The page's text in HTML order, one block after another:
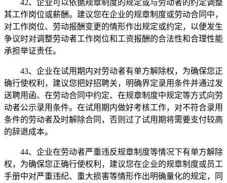
42、企业可以依据规章制度的规定或与劳动者的约定调整
其工作岗位或薪酬。建议您在企业的规章制度或劳动合同中，
对工作岗位、劳动报酬变更的情形作出规定或约定，以便发生
争议时对调整劳动者工作岗位和工资报酬的合法性和合理性能
承担举证责任。
43、企业在试用期内对劳动者有单方解除权，为确保您正
确行使权利，建议您把好招聘关，明确界定录用条件并通过发
送聘用函、在劳动合同中约定、在规章制度中规定等方式向劳
动者公示录用条件。在试用期内做好考核工作，对不符合录用
条件的劳动者及时解除合同，否则过了试用期将需要支付较高
的辞退成本。
44、企业在劳动者严重违反规章制度等情况下有单方解除
权，为确保您正确行使权利，建议您在企业的规章制度或员工
手册中对严重违纪、重大损害等情形作出明确量化的规定，同